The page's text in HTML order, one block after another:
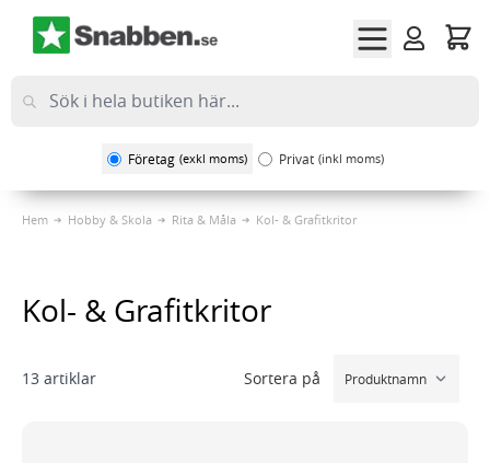
Företag (exkl moms) Privat (inkl moms)
Hem Hobby & Skola Rita & Måla Kol- & Grafitkritor
Kol- & Grafitkritor
13 artiklar Sortera på